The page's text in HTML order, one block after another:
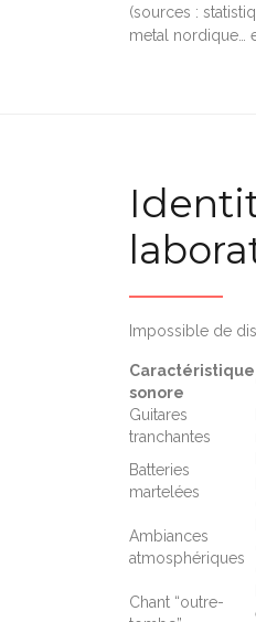
(sources :
metal nordique…
Impossible de
Caractéristique
sonore
Guitares
tranchantes
Batteries
martelées
Ambiances
atmosphériques
Chant “outre-